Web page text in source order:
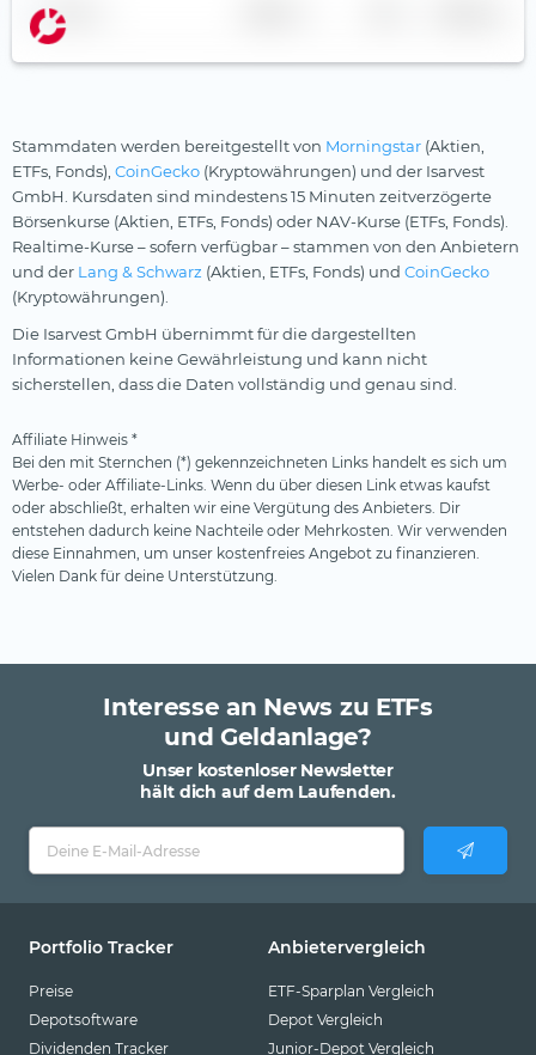
Telekommunikation
Uran
Versicherer
Versorger
Wasser
Wasserstoff
Lunate
Market Access
Melanion
Nordea
onemarkets
Ossiam
Palmer Square
Pictet
SEBA Bank
Steelcoin
UBS
Name
Stammdaten werden bereitgestellt von Morningstar (Aktien,
ETFs, Fonds), CoinGecko (Kryptowährungen) und der Isarvest
GmbH. Kursdaten sind mindestens 15 Minuten zeitverzögerte
Börsenkurse (Aktien, ETFs, Fonds) oder NAV-Kurse (ETFs, Fonds).
Realtime-Kurse – sofern verfügbar – stammen von den Anbietern
und der Lang & Schwarz (Aktien, ETFs, Fonds) und CoinGecko
(Kryptowährungen).
Die Isarvest GmbH übernimmt für die dargestellten
Informationen keine Gewährleistung und kann nicht
sicherstellen, dass die Daten vollständig und genau sind.
Affiliate Hinweis *
Bei den mit Sternchen (*) gekennzeichneten Links handelt es sich um
Werbe- oder Affiliate-Links. Wenn du über diesen Link etwas kaufst
oder abschließt, erhalten wir eine Vergütung des Anbieters. Dir
entstehen dadurch keine Nachteile oder Mehrkosten. Wir verwenden
diese Einnahmen, um unser kostenfreies Angebot zu finanzieren.
Vielen Dank für deine Unterstützung.
Interesse an News zu ETFs
und Geldanlage?
Unser kostenloser Newsletter
hält dich auf dem Laufenden.
Portfolio Tracker
Preise
Depotsoftware
Dividenden Tracker
Anbietervergleich
ETF-Sparplan Vergleich
Depot Vergleich
Junior-Depot Vergleich